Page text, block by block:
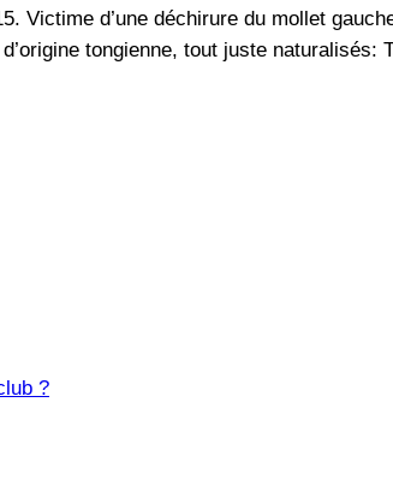
Victime d’une déchirure du mollet
tongienne, tout juste naturalisés:
?